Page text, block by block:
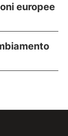
europee